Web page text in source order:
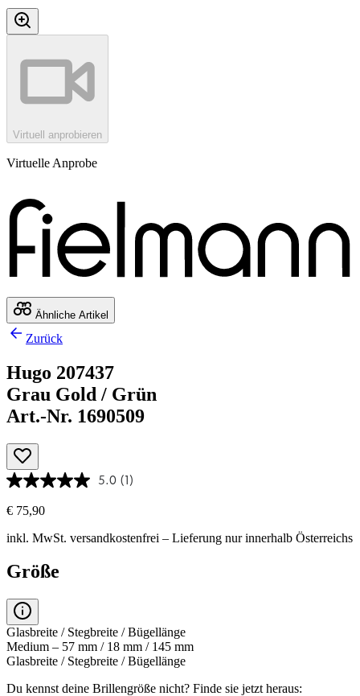
Virtuell anprobieren
Virtuelle Anprobe
Ähnliche Artikel
Zurück
Hugo 207437
Grau Gold / Grün
Art.-Nr. 1690509
5.0 (1)
€ 75,90
inkl. MwSt. versandkostenfrei – Lieferung nur innerhalb Österreichs
Größe
Glasbreite / Stegbreite / Bügellänge
Medium – 57 mm / 18 mm / 145 mm
Glasbreite / Stegbreite / Bügellänge
Du kennst deine Brillengröße nicht? Finde sie jetzt heraus: